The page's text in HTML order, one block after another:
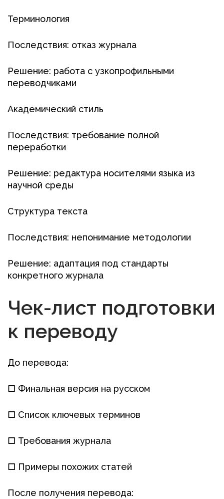
Терминология
Последствия: отказ журнала
Решение: работа с узкопрофильными
переводчиками
Академический стиль
Последствия: требование полной
переработки
Решение: редактура носителями языка из
научной среды
Структура текста
Последствия: непонимание методологии
Решение: адаптация под стандарты
конкретного журнала
Чек-лист подготовки
к переводу
До перевода:
□ Финальная версия на русском
□ Список ключевых терминов
□ Требования журнала
□ Примеры похожих статей
После получения перевода: